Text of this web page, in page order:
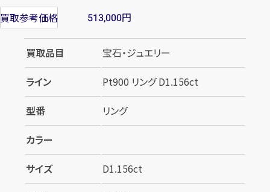
買取参考価格 513,000円
買取品目
宝石・ジュエリー
ライン
Pt900 リング D1.156ct
型番
リング
カラー
サイズ
D1.156ct